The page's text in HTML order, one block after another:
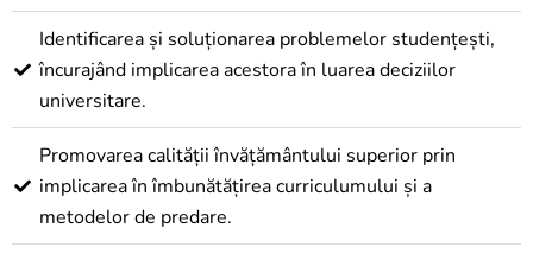
Identificarea și soluționarea problemelor studențești,
încurajând implicarea acestora în luarea deciziilor
universitare.
Promovarea calității învățământului superior prin
implicarea în îmbunătățirea curriculumului și a
metodelor de predare.